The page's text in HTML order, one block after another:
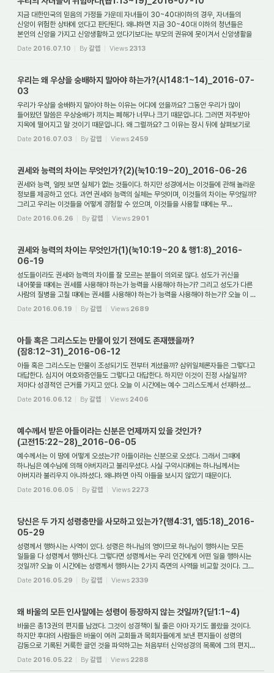
지금 대한민국의 믿음의 가정들 가운데 자녀들이 30~40대이하의 경우, 자녀들의
신앙이 위험한 상태에 있다고 판단된다. 왜냐하면 지금 30~40대 이하의 청년들은
본인의 신앙을 가지고 신앙생활하고 있다기보다는 부모의 권유에 못이겨서 신앙생활을
하고 있는...
Date 2016.07.10 By갈렙 Views 2313
우리는 왜 우상을 숭배하지 말아야 하는가?(시148:1~14)_2016-07-
03
우리가 우상을 숭배하지 말아야 하는 이유는 어디에 있을까요? 그동안 우리가 많이
들어왔던 말씀은 우상숭배가 끼치는 폐해가 너무나 크기 때문입니다. 그러면 저주받아
지옥에 떨어지고 말 것이기 때문입니다. 왜 그럴까요? 그 이유는 잠시 뒤에 살펴보기로
...
Date 2016.07.03 By갈렙 Views 2459
권세와 능력의 차이는 무엇인가?(2)(눅10:19~20)_2016-06-26
권세와 능력, 얼핏 보면 실체가 없는 것들이다. 하지만 성경에서는 이것들에 관해 놀라운
정보를 제공하고 있다. 과연 권세와 능력의 실체는 무엇이며, 이것들의 차이는 무엇일까?
그리고 우리는 이것들을 어떻게 경험할 수 있으며, 이것들을 사용할 때에는 무...
Date 2016.06.26 By갈렙 Views 2901
권세와 능력의 차이는 무엇인가(1)(눅10:19~20 & 행1:8)_2016-
06-19
성도들이라도 권세와 능력의 차이를 잘 모르는 분들이 의외로 많다. 성도가 귀신을
내어쫓을 때에는 권세를 사용해야 하는가 능력을 사용해야 하는가? 그리고 성도가 다른
사람의 질병을 고칠 때에는 권세를 사용해야 하는가 능력을 사용해야 하는가? 오늘 이 ...
Date 2016.06.19 By갈렙 Views 2689
아들 혹은 그리스도는 만물이 있기 전에도 존재했을까?
(잠8:12~31)_2016-06-12
아들 혹은 그리스도는 만물이 조성되기도 전부터 계셨을까? 삼위일체론자들은 그렇다고
대답한다. 심지어 여호와증인들도 그렇다고 대답한다. 하지만 이것이 진정 사실일까?
저마다 성경적인 근거를 가지고 있다. 오늘 이 시간에는 예수 그리스도께서 선재하셨...
Date 2016.06.12 By갈렙 Views 2406
예수께서 받은 아들이라는 신분은 언제까지 있을 것인가?
(고전15:22~28)_2016-06-05
예수께서는 이 땅에 어떻게 오셨는가? 아들이라는 신분으로 오셨다. 그래서 그때에
하나님은 예수님에 의해 아버지라고 불리우셨다. 사실 구약시대에는 하나님께서는
아버지라 불리우지 아니하셨다. 왜냐하면 아직 아들을 보시지 않았기 때문이다.
구약성경에...
Date 2016.06.05 By갈렙 Views 2273
당신은 두 가지 성령충만을 사모하고 있는가?(행4:31, 엡5:18)_2016-
05-29
성령께서 행하시는 사역이 있다. 성령은 하나님의 영이므로 하나님이 행하시는 모든
일들을 다 성령께서 행하신다. 그렇다면 성령께서는 우리 인간에게 어떤 일을 행하시는
것일까? 오늘 이 시간에는 성령께서 행하시는 2가지 측면의 사역을 비교할 것이다. 그...
Date 2016.05.29 By갈렙 Views 2339
왜 바울의 모든 인사말에는 성령이 등장하지 않는 것일까?(딛1:1~4)
바울은 총13권의 편지를 남겼다. 그것이 성경책이 될 줄은 아마 자기도 몰랐을 것이다.
하지만 후대의 사람들은 바울이 여러 교회들과 목회자들에게 보낸 편지들이 성령의
감동으로 기록된 거룩한 글인 것을 파악하고는 처음부터 신약성경의 목록에 그의 편지...
Date 2016.05.22 By갈렙 Views 2288